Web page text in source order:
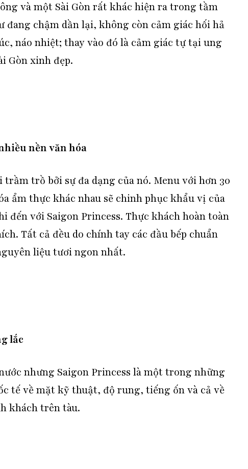
và một Sài Gòn rất khác hiện ra trong tầm
đang chậm dần lại, không còn cảm giác hối hả
náo nhiệt; thay vào đó là cảm giác tự tại ung
Gòn xinh đẹp.
nền văn hóa
trồ bởi sự đa dạng của nó. Menu với hơn 30
ẩm thực khác nhau sẽ chinh phục khẩu vị của
đến với Saigon Princess. Thực khách hoàn toàn
Tất cả đều do chính tay các đầu bếp chuẩn
liệu tươi ngon nhất.
lắc
nhưng Saigon Princess là một trong những
tế về mặt kỹ thuật, độ rung, tiếng ốn và cả về
khách trên tàu.